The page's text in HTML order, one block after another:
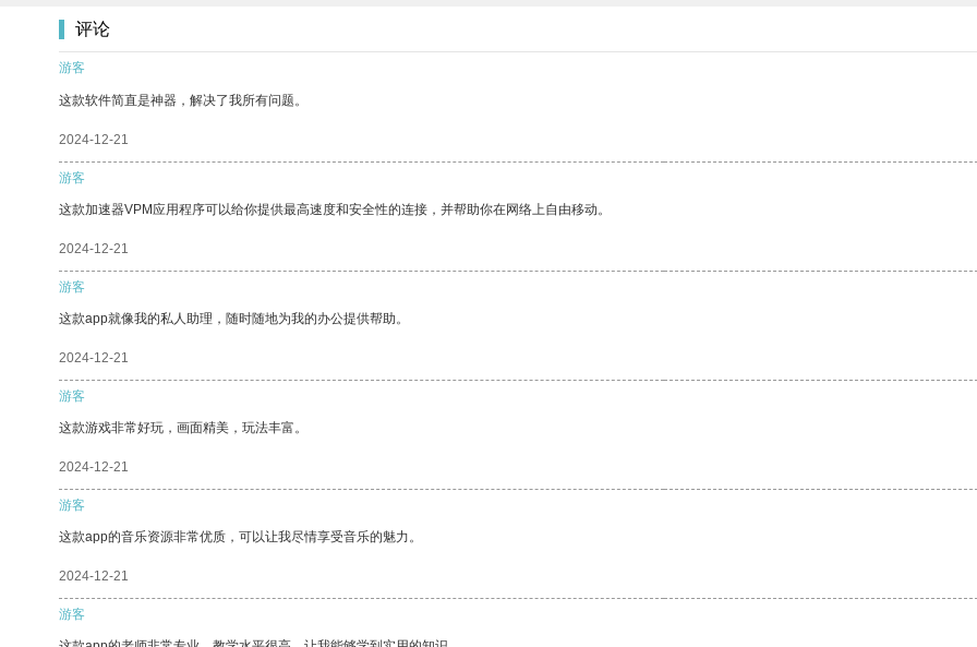
评论
游客
这款软件简直是神器，解决了我所有问题。
2024-12-21
游客
这款加速器VPM应用程序可以给你提供最高速度和安全性的连接，并帮助你在网络上自由移动。
2024-12-21
游客
这款app就像我的私人助理，随时随地为我的办公提供帮助。
2024-12-21
游客
这款游戏非常好玩，画面精美，玩法丰富。
2024-12-21
游客
这款app的音乐资源非常优质，可以让我尽情享受音乐的魅力。
2024-12-21
游客